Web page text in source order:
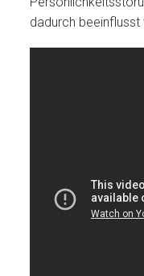
dadurch beeinflusst